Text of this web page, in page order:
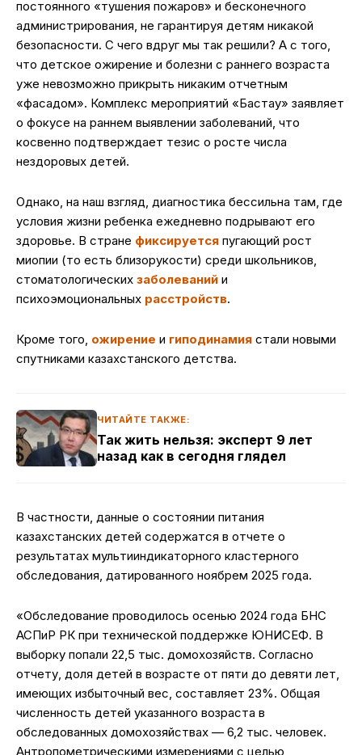
постоянного «тушения пожаров» и бесконечного
администрирования, не гарантируя детям никакой
безопасности. С чего вдруг мы так решили? А с того,
что детское ожирение и болезни с раннего возраста
уже невозможно прикрыть никаким отчетным
«фасадом». Комплекс мероприятий «Бастау» заявляет
о фокусе на раннем выявлении заболеваний, что
косвенно подтверждает тезис о росте числа
нездоровых детей.
Однако, на наш взгляд, диагностика бессильна там, где
условия жизни ребенка ежедневно подрывают его
здоровье. В стране фиксируется пугающий рост
миопии (то есть близорукости) среди школьников,
стоматологических заболеваний и
психоэмоциональных расстройств.
Кроме того, ожирение и гиподинамия стали новыми
спутниками казахстанского детства.
ЧИТАЙТЕ ТАКЖЕ:
Так жить нельзя: эксперт 9 лет
назад как в сегодня глядел
В частности, данные о состоянии питания
казахстанских детей содержатся в отчете о
результатах мультииндикаторного кластерного
обследования, датированного ноябрем 2025 года.
«Обследование проводилось осенью 2024 года БНС
АСПиР РК при технической поддержке ЮНИСЕФ. В
выборку попали 22,5 тыс. домохозяйств. Согласно
отчету, доля детей в возрасте от пяти до девяти лет,
имеющих избыточный вес, составляет 23%. Общая
численность детей указанного возраста в
обследованных домохозяйствах — 6,2 тыс. человек.
Антропометрическими измерениями с целью